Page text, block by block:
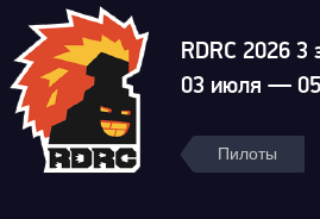
RDRC 2026 3
03 июля —
Пилоты